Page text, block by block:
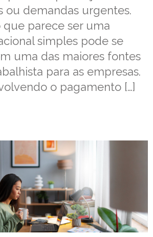
ou demandas urgentes.
que parece ser uma
simples pode se
uma das maiores fontes
para as empresas.
o pagamento […]